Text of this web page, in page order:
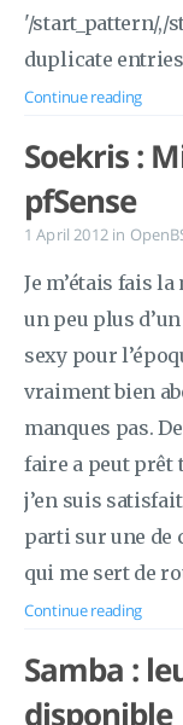
'/start_pattern/,/
duplicate
Continue reading
Soekris :
pfSense
1 April 2012 in
Je m’étais fais
un peu plus
sexy pour
vraiment bien
manques pas.
faire a peut prêt
j’en suis
parti sur une de
qui me sert de
Continue reading
Samba :
disponible